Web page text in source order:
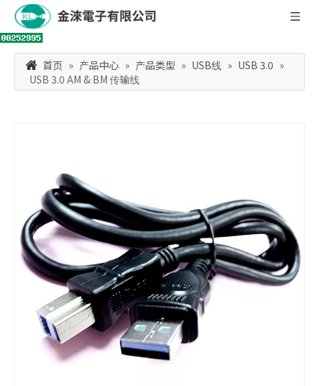
首页 » 产品中心 » 产品类型 » USB线 » USB 3.0 »
USB 3.0 AM & BM 传输线